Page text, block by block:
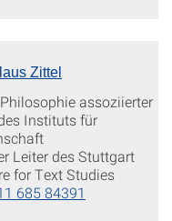
Zittel
assoziierter
Instituts für
Leiter des Stuttgart
for Text Studies
685 84391